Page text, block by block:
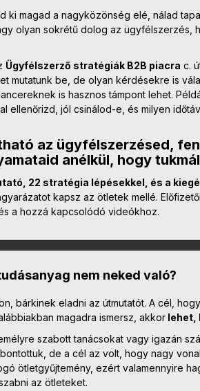
ki magad a nagyközönség elé, nálad
olyan sokrétű dolog az ügyfélszerzés,
Ügyfélszerző stratégiák B2B piacra c.
mutatunk be, de olyan kérdésekre is
is hasznos támpont lehet.
ellenőrizd, jól csinálod-e, és milyen
az ügyfélszerzésed,
anélkül, hogy
22 stratégia lépésekkel, és a
kapsz az ötletek mellé.
a hozzá kapcsolódó videókhoz.
nem neked való?
bárkinek eladni az útmutatót. A cél,
magadra ismersz, akkor lehet,
szabott tanácsokat vagy igazán
de a cél az volt, hogy nagy
ötletgyűjtemény, ezért valamennyire
az ötleteket.